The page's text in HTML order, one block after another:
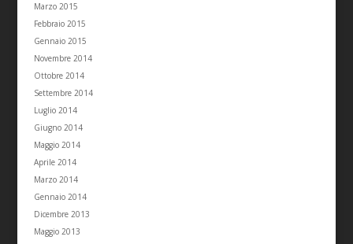
Marzo 2015
Febbraio 2015
Gennaio 2015
Novembre 2014
Ottobre 2014
Settembre 2014
Luglio 2014
Giugno 2014
Maggio 2014
Aprile 2014
Marzo 2014
Gennaio 2014
Dicembre 2013
Maggio 2013